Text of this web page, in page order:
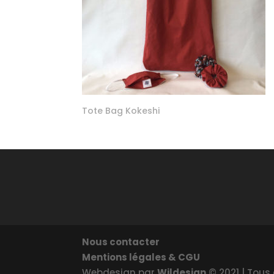
Tote Bag Kokeshi
Nous contacter
Mentions légales & CGU